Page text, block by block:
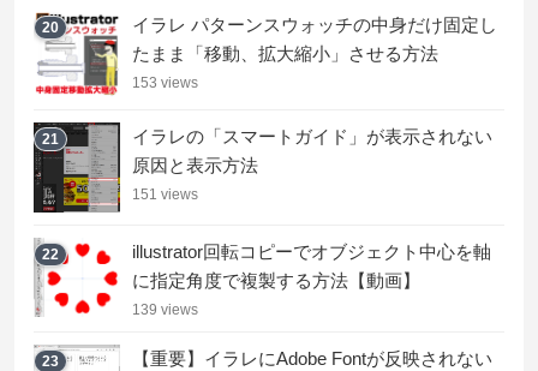
20
イラレ パターンスウォッチの中身だけ固定し
たまま「移動、拡大縮小」させる方法
153 views
21
イラレの「スマートガイド」が表示されない
原因と表示方法
151 views
22
illustrator回転コピーでオブジェクト中心を軸
に指定角度で複製する方法【動画】
139 views
23
【重要】イラレにAdobe Fontが反映されない